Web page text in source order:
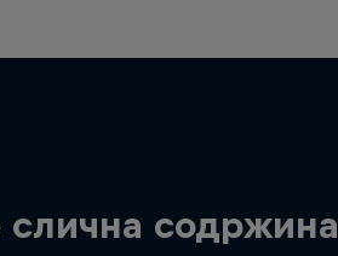
слична содржина